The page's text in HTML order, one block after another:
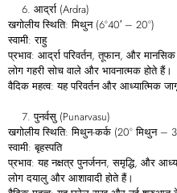
आर्द्रा (Ardra)
खगोलीय स्थिति: मिथुन (6°40′ – 20°)
स्वामी: राहु
प्रभाव: आर्द्रा परिवर्तन, तूफान, और
लोग गहरी सोच वाले और भावनात्मक होते हैं।
वैदिक महत्व: यह परिवर्तन और आध्यात्मिक
पुनर्वसु (Punarvasu)
खगोलीय स्थिति: मिथुन-कर्क (20° मिथुन –
स्वामी: बृहस्पति
प्रभाव: यह नक्षत्र पुनर्जनन, समृद्धि, और
लोग दयालु और आशावादी होते हैं।